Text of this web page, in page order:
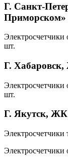
Г. Санкт-
Приморском»
шт.
Г.
шт.
Г. Якутск,
Электросчетчики